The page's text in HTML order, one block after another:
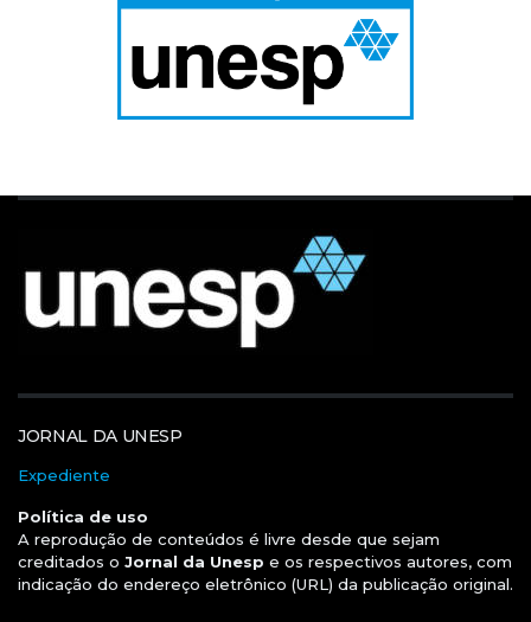
JORNAL DA UNESP
Expediente
Política de uso
A reprodução de conteúdos é livre desde que sejam
creditados o Jornal da Unesp e os respectivos autores, com
indicação do endereço eletrônico (URL) da publicação original.